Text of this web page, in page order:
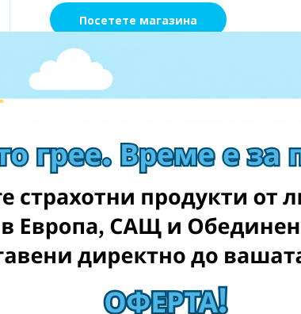
Посетете магазина